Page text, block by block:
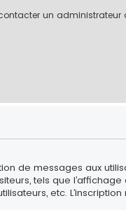
un administrateur
de messages aux
tels que l’affichage
etc. L’inscription